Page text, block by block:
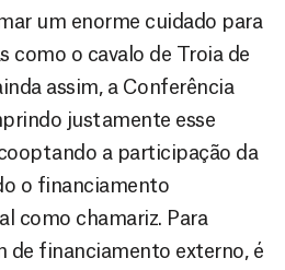
um enorme cuidado para
como o cavalo de Troia de
assim, a Conferência
justamente esse
a participação da
o financiamento
como chamariz. Para
de financiamento externo, é